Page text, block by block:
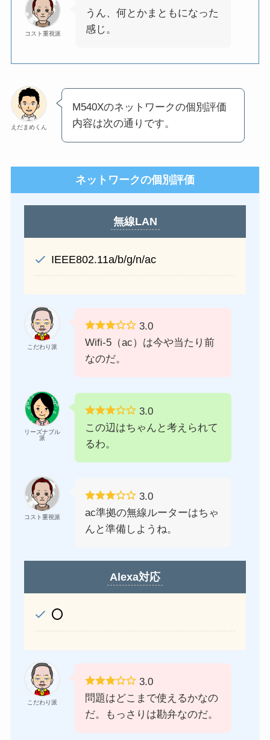
コスト重視派
うん、何とかまともになった
感じ。
えだまめくん
M540Xのネットワークの個別評価
内容は次の通りです。
ネットワークの個別評価
無線LAN
IEEE802.11a/b/g/n/ac
こだわり派
3.0
Wifi-5（ac）は今や当たり前
なのだ。
リーズナブル
派
3.0
この辺はちゃんと考えられて
るわ。
コスト重視派
3.0
ac準拠の無線ルーターはちゃ
んと準備しようね。
Alexa対応
⭕️
こだわり派
3.0
問題はどこまで使えるかなの
だ。もっさりは勘弁なのだ。